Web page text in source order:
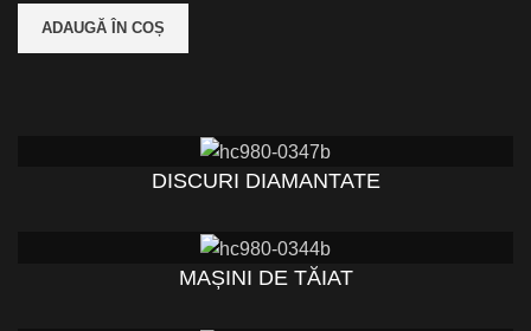
ADAUGĂ ÎN COȘ
DISCURI DIAMANTATE
MAȘINI DE TĂIAT